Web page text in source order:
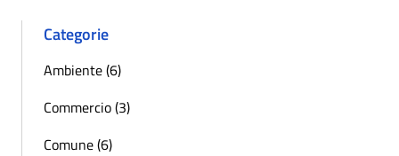
Categorie
Ambiente (6)
Commercio (3)
Comune (6)